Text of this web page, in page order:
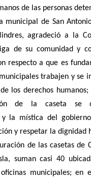
de las personas
municipal de San
agradeció a la
de su comunidad y
respecto a que es
trabajen y se
los derechos
de la caseta se
y la mística del
y respetar la dignidad
de las casetas de
suman casi 40
municipales; en